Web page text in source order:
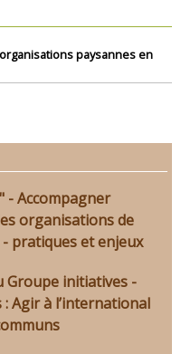
paysannes en
- Accompagner
organisations de
- pratiques et enjeux
Groupe initiatives -
Agir à l’international